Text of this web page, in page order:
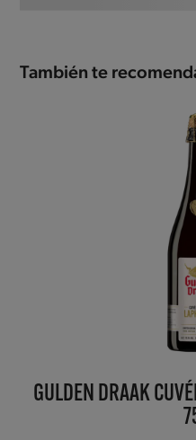
También te
GULDEN DRAAK